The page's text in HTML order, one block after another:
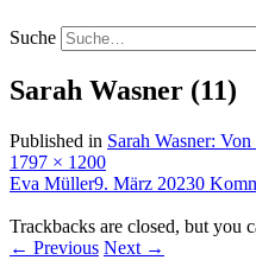
Suche
Sarah Wasner (11)
Published in Sarah Wasner:
1797 × 1200
Eva Müller9. März 20230
Trackbacks are closed, but you
← Previous Next →